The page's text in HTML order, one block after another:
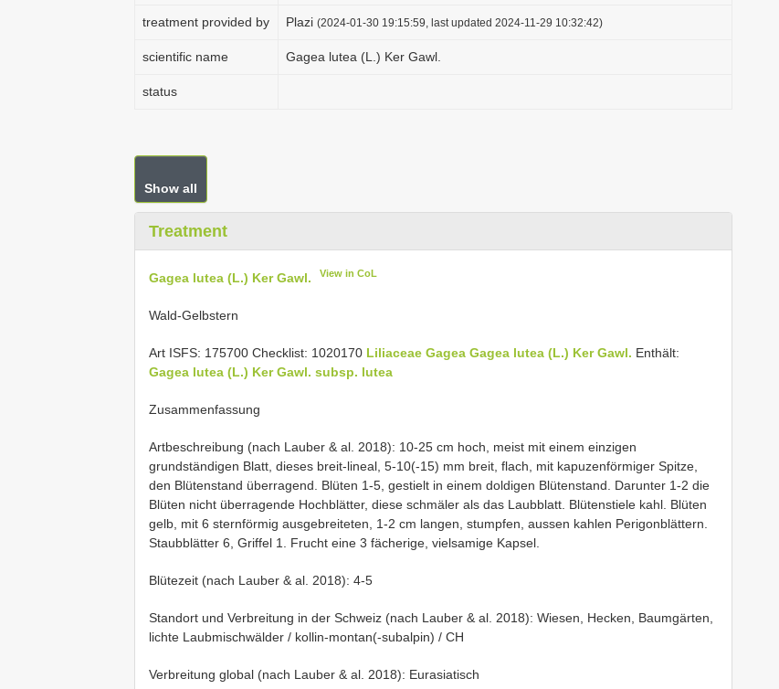
treatment provided by Plazi (2024-01-30 19:15:59, last updated 2024-11-29 10:32:42)
scientific name Gagea lutea (L.) Ker Gawl.
status
Show all
Treatment
Gagea lutea (L.) Ker Gawl. View in CoL
Wald-Gelbstern
Art ISFS: 175700 Checklist: 1020170 Liliaceae Gagea Gagea lutea (L.) Ker Gawl. Enthält:
Gagea lutea (L.) Ker Gawl. subsp. lutea
Zusammenfassung
Artbeschreibung (nach Lauber & al. 2018): 10-25 cm hoch, meist mit einem einzigen
grundständigen Blatt, dieses breit-lineal, 5-10(-15) mm breit, flach, mit kapuzenförmiger Spitze,
den Blütenstand überragend. Blüten 1-5, gestielt in einem doldigen Blütenstand. Darunter 1-2 die
Blüten nicht überragende Hochblätter, diese schmäler als das Laubblatt. Blütenstiele kahl. Blüten
gelb, mit 6 sternförmig ausgebreiteten, 1-2 cm langen, stumpfen, aussen kahlen Perigonblättern.
Staubblätter 6, Griffel 1. Frucht eine 3 fächerige, vielsamige Kapsel.
Blütezeit (nach Lauber & al. 2018): 4-5
Standort und Verbreitung in der Schweiz (nach Lauber & al. 2018): Wiesen, Hecken, Baumgärten,
lichte Laubmischwälder / kollin-montan(-subalpin) / CH
Verbreitung global (nach Lauber & al. 2018): Eurasiatisch